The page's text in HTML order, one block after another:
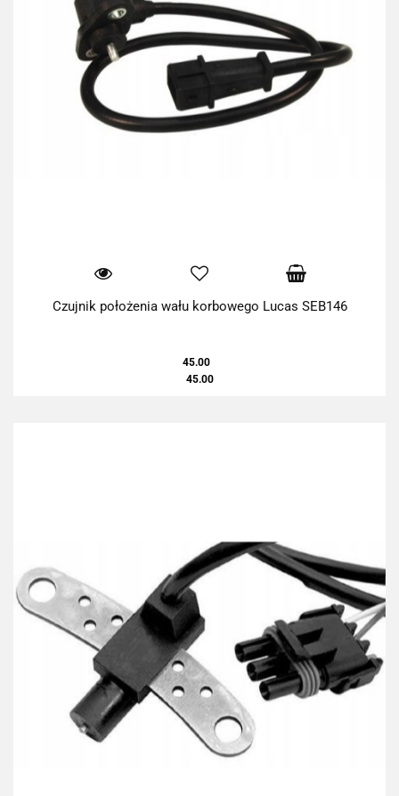
Czujnik położenia wału korbowego Lucas SEB146
45.00
45.00